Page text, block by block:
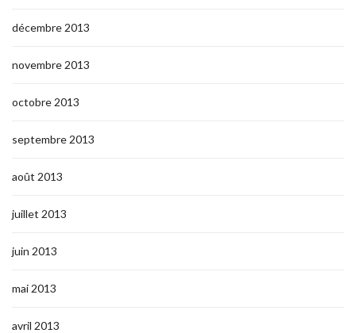
décembre 2013
novembre 2013
octobre 2013
septembre 2013
août 2013
juillet 2013
juin 2013
mai 2013
avril 2013